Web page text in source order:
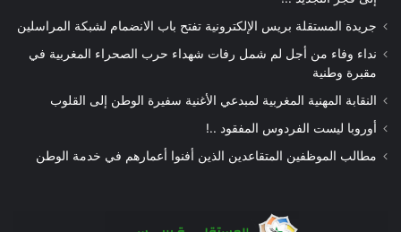
جريدة المستقلة بريس الإلكترونية تفتح باب الانضمام لشبكة المراسلين
نداء وفاء من أجل لم شمل رفات شهداء حرب الصحراء المغربية في
مقبرة وطنية
النقابة المهنية المغربية لمبدعي الأغنية سفيرة الوطن إلى القلوب
أوروبا ليست الفردوس المفقود ..!
مطالب الموظفين المتقاعدين الذين أفنوا أعمارهم في خدمة الوطن